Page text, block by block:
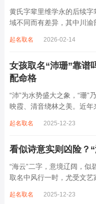
黄氏字辈里维学永的后续
域不同而有差异，其中川渝
某支系的续修字辈，在安岳
起名取名 2026-02-14
女孩取名“沛珊”靠谱
配命格
“沛”为水势盛大之象，“珊”
映霞、清音绕林之美。近年
雅符号，实为命理五行流转
起名取名 2025-12-23
看似诗意实则凶险？
“海云”二字，意境辽阔，
取名中风行一时，尤受文艺
滔天，木浮无根，阴气过重
起名取名 2025-12-23